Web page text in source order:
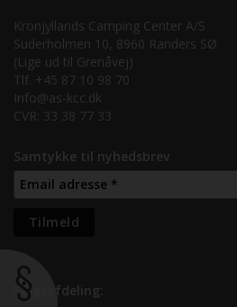
Kronjyllands Camping Center A/S
Suderholmen 10, 8960 Randers SØ
(Lige ud til Grenåvej)
Tlf. +45 87 10 98 70
Info@as-kcc.dk
CVR: 33 38 77 33
Samtykke til nyhedsbrev
Salgsafdeling: